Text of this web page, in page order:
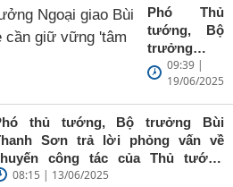
Phó Thủ
tướng, Bộ
trưởng
Ngoại giao
Bùi Thanh
Sơn: Nhà
báo trẻ cần
giữ vững
'tâm trong,
09:39 |
19/06/2025
thủ tướng, Bộ trưởng Bùi
Sơn trả lời phỏng vấn về
công tác của Thủ tướng
phủ đến Estonia, Pháp và
08:15 | 13/06/2025